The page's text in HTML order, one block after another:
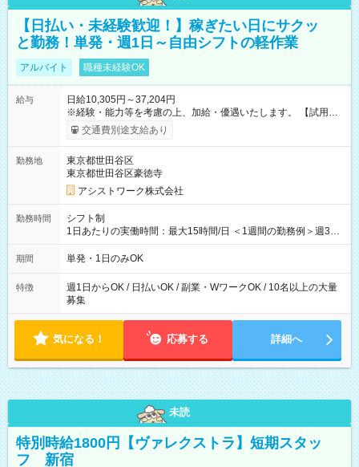
【日払い・未経験歓迎！】稼ぎたい日にサクッ
と勤務！単発・週1日～自由シフトの軽作業
アルバイト 職種未経験OK
給与
日給10,305円～37,204円
※経験・能力等を考慮の上、加給・優遇いたします。 【試用期
間】試用期間なし
交通費別途支給あり
勤務地
東京都世田谷区
東京都世田谷区豪徳寺
アシストワーク株式会社
勤務時間
シフト制
1日あたりの実働時間：最大15時間/日 ＜1週間の勤務例＞週3回
勤務 勤務：月・水・金 休み：火・木・土・日 好きな時にお仕事
可能です！ ※1日あたりの最大実働時間は日勤、夜勤共に勤務し
期間 単発・1日のみOK
特徴
週1日からOK / 日払いOK / 副業・WワークOK / 10名以上の大量
募集
気になる！ 応募する 詳細へ
未読
特別時給1800円【ヴァレクストラ】短期スタッ
フ 新宿